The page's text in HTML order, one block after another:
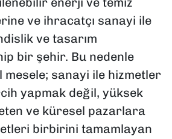
ve ihracatçı sanayi ile
ve tasarım
bir şehir. Bu nedenle
mesele; sanayi ile hizmetler
yapmak değil, yüksek
ve küresel pazarlara
birbirini tamamlayan